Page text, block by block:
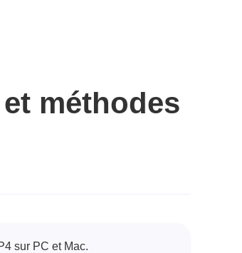
méthodes
sur PC et Mac.